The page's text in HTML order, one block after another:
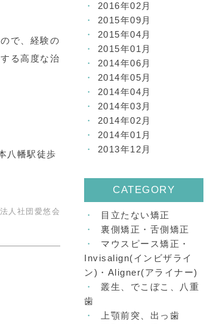
で、経験の
る高度な治
八幡駅徒歩
人社団愛悠会
2016年02月
2015年09月
2015年04月
2015年01月
2014年06月
2014年05月
2014年04月
2014年03月
2014年02月
2014年01月
2013年12月
CATEGORY
目立たない矯正
裏側矯正・舌側矯正
マウスピース矯正・
Invisalign(インビザライ
ン)・Aligner(アライナー)
叢生、でこぼこ、八重
歯
上顎前突、出っ歯